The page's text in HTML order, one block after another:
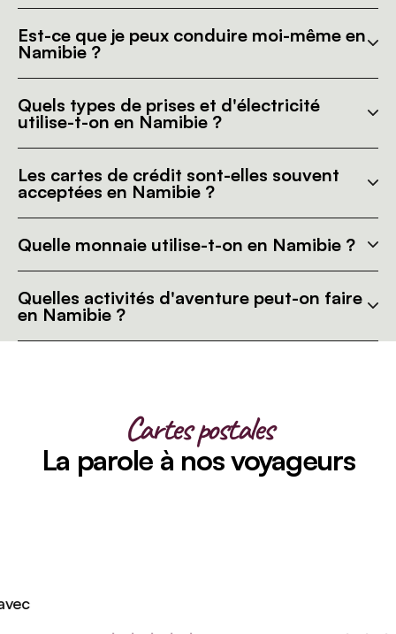
Est-ce que je peux conduire moi-même en
Namibie ?
Quels types de prises et d'électricité
utilise-t-on en Namibie ?
Les cartes de crédit sont-elles souvent
acceptées en Namibie ?
Quelle monnaie utilise-t-on en Namibie ?
Quelles activités d'aventure peut-on faire
en Namibie ?
Cartes postales
La parole à nos voyageurs